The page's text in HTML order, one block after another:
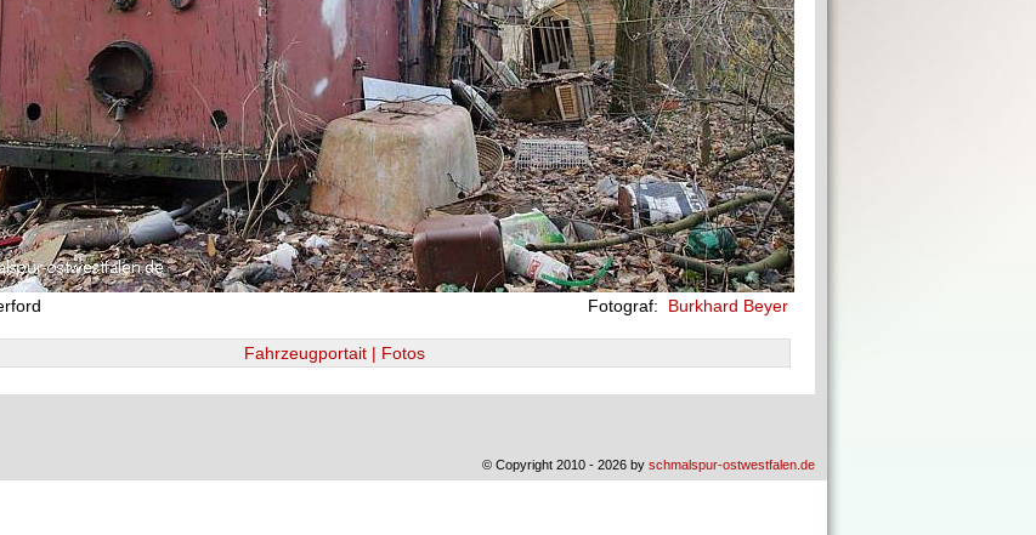
Fotograf: Burkhard Beyer
Fahrzeugportait | Fotos
© Copyright 2010 - 2026 by schmalspur-ostwestfalen.de